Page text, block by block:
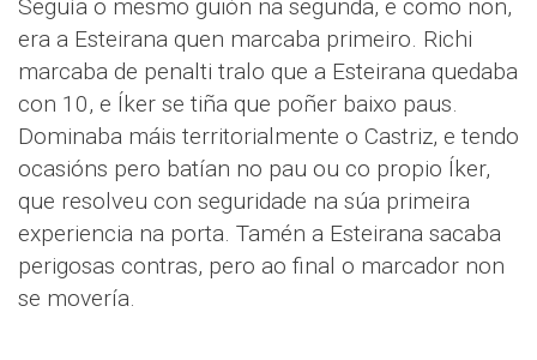
Seguía o mesmo guión na segunda, e como non,
era a Esteirana quen marcaba primeiro. Richi
marcaba de penalti tralo que a Esteirana quedaba
con 10, e Íker se tiña que poñer baixo paus.
Dominaba máis territorialmente o Castriz, e tendo
ocasións pero batían no pau ou co propio Íker,
que resolveu con seguridade na súa primeira
experiencia na porta. Tamén a Esteirana sacaba
perigosas contras, pero ao final o marcador non
se movería.